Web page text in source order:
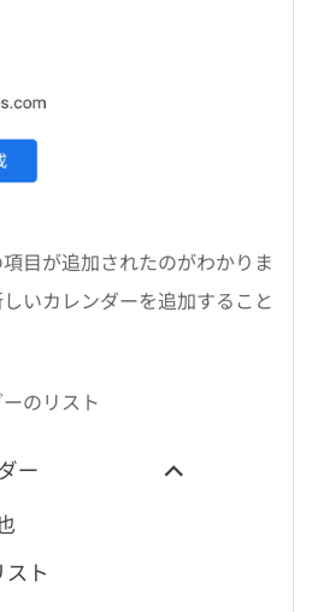
目が追加されたのがわかりま
いカレンダーを追加すること
のリスト